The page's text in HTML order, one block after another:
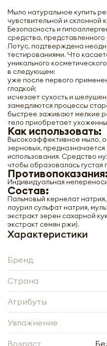
Мыло натуральное купить
чувствительной и склонной
Безопасность и
средства, представленного
Лотус, подтверждена
тестированиями. Что
уникального
в следующем:
уже после первого
гладкой;
исчезает сухость и
замедляются процессы
быстрее заживают мелкие
тело приобретает
Как использовать:
Высокоэффективное мыло,
зерновых,
использования. Средство
чтобы образовалась густая
Противопоказания:
Индивидуальная
Состав:
Пальмовый кернелат
лаурил сульфат натрия,
экстракт зерен сахарной
экстракт семян ржи).
Характеристики
Бренд
Страна
Атрибуты
Увлажнение
Возраст Мыло с